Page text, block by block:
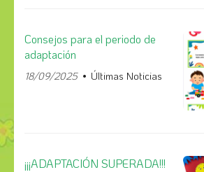
Consejos para el periodo de
adaptación
18/09/2025 Últimas Noticias
¡¡¡ADAPTACIÓN SUPERADA!!!